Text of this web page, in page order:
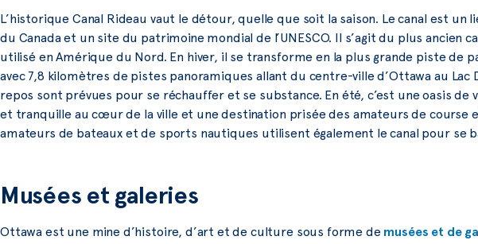
L’historique Canal Rideau vaut le détour, quelle que soit la saison. Le canal est un
du Canada et un site du patrimoine mondial de l’UNESCO. Il s’agit du plus ancien
utilisé en Amérique du Nord. En hiver, il se transforme en la plus grande piste de
avec 7,8 kilomètres de pistes panoramiques allant du centre-ville d’Ottawa au Lac
repos sont prévues pour se réchauffer et se substance. En été, c’est une oasis
et tranquille au cœur de la ville et une destination prisée des amateurs de course
amateurs de bateaux et de sports nautiques utilisent également le canal pour se
Musées et galeries
Ottawa est une mine d’histoire, d’art et de culture sous forme de musées et de